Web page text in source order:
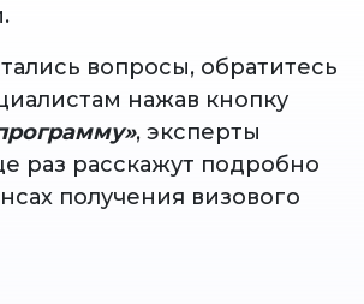
вопросы, обратитесь
нажав кнопку
, эксперты
раз расскажут подробно
получения визового